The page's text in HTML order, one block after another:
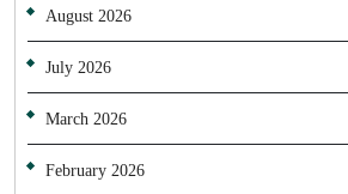
August 2026
July 2026
March 2026
February 2026